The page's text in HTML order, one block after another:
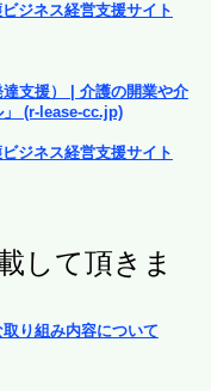
ジネス経営支援サイト
支援） | 介護の開業や介
」 (r-lease-cc.jp)
ジネス経営支援サイト
して頂きま
り組み内容について